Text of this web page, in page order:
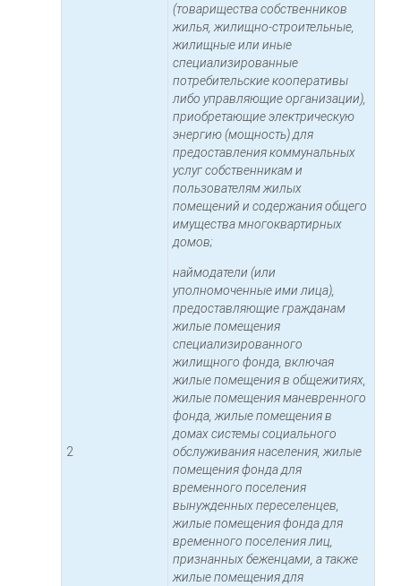
2
(товарищества собственников
жилья, жилищно-строительные,
жилищные или иные
специализированные
потребительские кооперативы
либо управляющие организации),
приобретающие электрическую
энергию (мощность) для
предоставления коммунальных
услуг собственникам и
пользователям жилых
помещений и содержания общего
имущества многоквартирных
домов;
наймодатели (или
уполномоченные ими лица),
предоставляющие гражданам
жилые помещения
специализированного
жилищного фонда, включая
жилые помещения в общежитиях,
жилые помещения маневренного
фонда, жилые помещения в
домах системы социального
обслуживания населения, жилые
помещения фонда для
временного поселения
вынужденных переселенцев,
жилые помещения фонда для
временного поселения лиц,
признанных беженцами, а также
жилые помещения для